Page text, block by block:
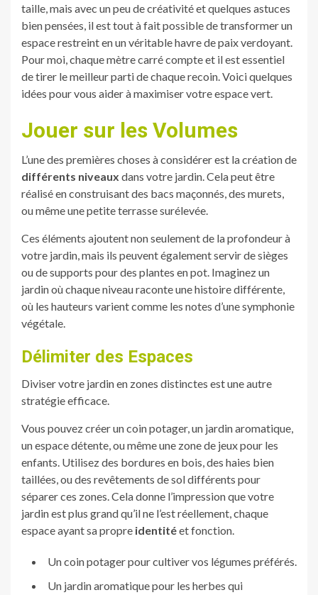
taille, mais avec un peu de créativité et quelques astuces
bien pensées, il est tout à fait possible de transformer un
espace restreint en un véritable havre de paix verdoyant.
Pour moi, chaque mètre carré compte et il est essentiel
de tirer le meilleur parti de chaque recoin. Voici quelques
idées pour vous aider à maximiser votre espace vert.
Jouer sur les Volumes
L’une des premières choses à considérer est la création de
différents niveaux dans votre jardin. Cela peut être
réalisé en construisant des bacs maçonnés, des murets,
ou même une petite terrasse surélevée.
Ces éléments ajoutent non seulement de la profondeur à
votre jardin, mais ils peuvent également servir de sièges
ou de supports pour des plantes en pot. Imaginez un
jardin où chaque niveau raconte une histoire différente,
où les hauteurs varient comme les notes d’une symphonie
végétale.
Délimiter des Espaces
Diviser votre jardin en zones distinctes est une autre
stratégie efficace.
Vous pouvez créer un coin potager, un jardin aromatique,
un espace détente, ou même une zone de jeux pour les
enfants. Utilisez des bordures en bois, des haies bien
taillées, ou des revêtements de sol différents pour
séparer ces zones. Cela donne l’impression que votre
jardin est plus grand qu’il ne l’est réellement, chaque
espace ayant sa propre identitéet fonction.
Un coin potager pour cultiver vos légumes préférés.
Un jardin aromatique pour les herbes qui